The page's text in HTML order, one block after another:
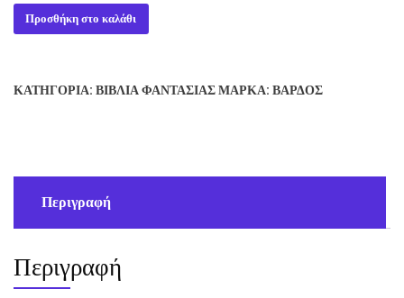
THE
ROAD
-
Προσθήκη στο καλάθι
ΚΑΤΗΓΟΡΊΑ: ΒΙΒΛΊΑ ΦΑΝΤΑΣΊΑΣΜΆΡΚΑ: ΒΆΡΔΟΣ
Περιγραφή
Περιγραφή